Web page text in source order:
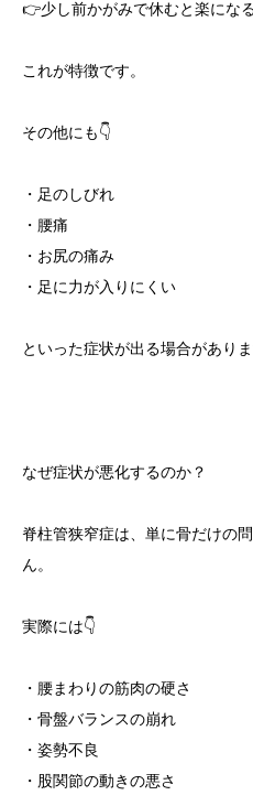
👉少し前かがみで休むと楽にな
これが特徴です。
その他にも👇
・足のしびれ
・腰痛
・お尻の痛み
・足に力が入りにくい
といった症状が出る場合がありま
なぜ症状が悪化するのか？
脊柱管狭窄症は、単に骨だけの
ん。
実際には👇
・腰まわりの筋肉の硬さ
・骨盤バランスの崩れ
・姿勢不良
・股関節の動きの悪さ